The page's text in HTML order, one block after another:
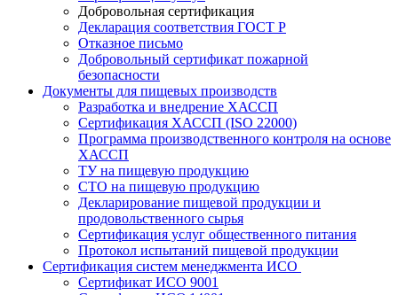
Добровольная сертификация
Декларация соответствия ГОСТ Р
Отказное письмо
Добровольный сертификат пожарной
безопасности
Документы для пищевых производств
Разработка и внедрение ХАССП
Сертификация ХАССП (ISO 22000)
Программа производственного контроля на основе
ХАССП
ТУ на пищевую продукцию
СТО на пищевую продукцию
Декларирование пищевой продукции и
продовольственного сырья
Сертификация услуг общественного питания
Протокол испытаний пищевой продукции
Сертификация систем менеджмента ИСО
Сертификат ИСО 9001